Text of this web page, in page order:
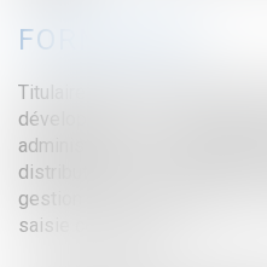
FORMATION
Titulaire d’un BTS
développé une solide
administrative et
distribution et du secteur
gestion des commandes,
saisie comptable.